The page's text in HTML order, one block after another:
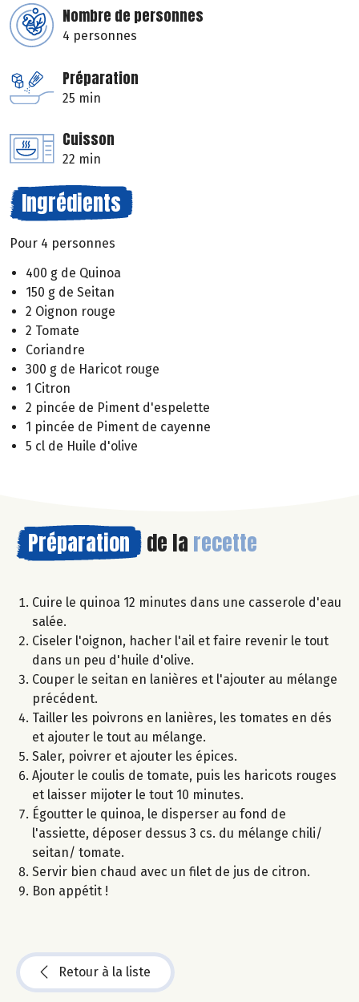
Nombre de personnes
4 personnes
Préparation
25 min
Cuisson
22 min
Ingrédients
Pour 4 personnes
400 g de Quinoa
150 g de Seitan
2 Oignon rouge
2 Tomate
Coriandre
300 g de Haricot rouge
1 Citron
2 pincée de Piment d'espelette
1 pincée de Piment de cayenne
5 cl de Huile d'olive
Préparation de la recette
Cuire le quinoa 12 minutes dans une casserole d'eau
salée.
Ciseler l'oignon, hacher l'ail et faire revenir le tout
dans un peu d'huile d'olive.
Couper le seitan en lanières et l'ajouter au mélange
précédent.
Tailler les poivrons en lanières, les tomates en dés
et ajouter le tout au mélange.
Saler, poivrer et ajouter les épices.
Ajouter le coulis de tomate, puis les haricots rouges
et laisser mijoter le tout 10 minutes.
Égoutter le quinoa, le disperser au fond de
l'assiette, déposer dessus 3 cs. du mélange chili/
seitan/ tomate.
Servir bien chaud avec un filet de jus de citron.
Bon appétit !
Retour à la liste